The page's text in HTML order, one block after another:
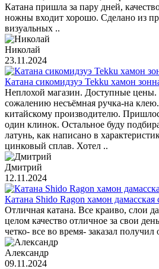
Катана пришла за пару дней,
ножны входит хорошо. Сделано из
визуальных ..
Николай
23.11.2024
Катана сикомидзуэ Tekku хамон
Неплохой магазин. Доступные цены.
сожалению несъёмная ручка-на
китайскому производителю.
один клинок. Остальное буду
латунь, как написано в
цинковый сплав. Хотел ..
Дмитрий
12.11.2024
Катана Shido Ragon хамон дамасская
Отличная катана. Все краиво, слои
целом качество отличное за свои
четко- все во время- заказал получил
Александр
09.11.2024